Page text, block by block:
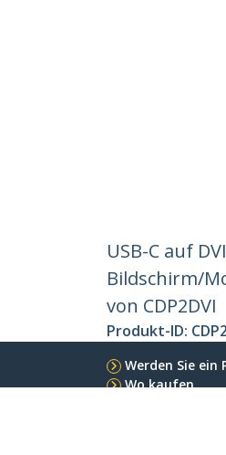
USB-C auf
Bildschirm/
von CDP2DVI
Produkt-ID:
Werden Sie ein
Wo kaufen